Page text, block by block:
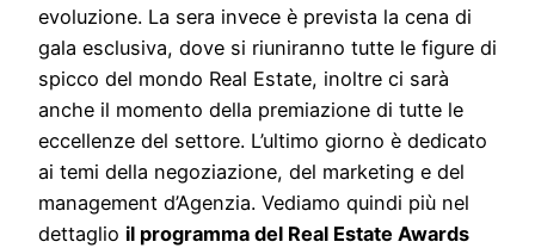
evoluzione. La sera invece è prevista la cena di
gala esclusiva, dove si riuniranno tutte le figure di
spicco del mondo Real Estate, inoltre ci sarà
anche il momento della premiazione di tutte le
eccellenze del settore. L’ultimo giorno è dedicato
ai temi della negoziazione, del marketing e del
management d’Agenzia. Vediamo quindi più nel
dettaglio il programma del Real Estate Awards